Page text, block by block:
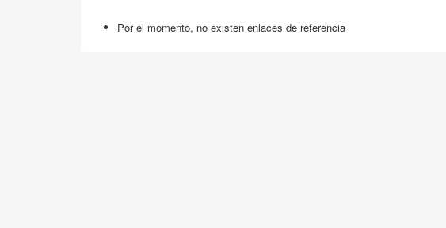
Por el momento, no existen enlaces de referencia